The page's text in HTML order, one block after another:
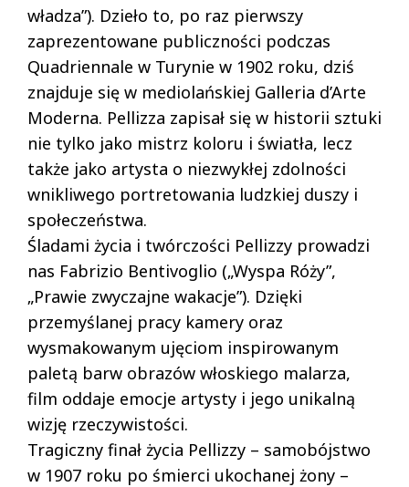
władza”). Dzieło to, po raz pierwszy
zaprezentowane publiczności podczas
Quadriennale w Turynie w 1902 roku, dziś
znajduje się w mediolańskiej Galleria d’Arte
Moderna. Pellizza zapisał się w historii sztuki
nie tylko jako mistrz koloru i światła, lecz
także jako artysta o niezwykłej zdolności
wnikliwego portretowania ludzkiej duszy i
społeczeństwa.
Śladami życia i twórczości Pellizzy prowadzi
nas Fabrizio Bentivoglio („Wyspa Róży”,
„Prawie zwyczajne wakacje”). Dzięki
przemyślanej pracy kamery oraz
wysmakowanym ujęciom inspirowanym
paletą barw obrazów włoskiego malarza,
film oddaje emocje artysty i jego unikalną
wizję rzeczywistości.
Tragiczny finał życia Pellizzy – samobójstwo
w 1907 roku po śmierci ukochanej żony –